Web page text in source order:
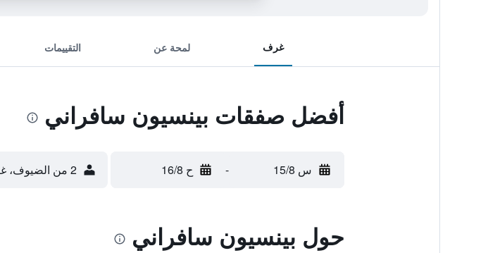
غرف لمحة عن التقييمات
أفضل صفقات بينسيون سافراني
س 15/8 - ح 16/8 2 من الضيوف، غرفة واحدة
حول بينسيون سافراني